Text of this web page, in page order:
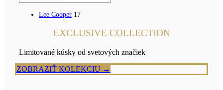
Lee Cooper 17
EXCLUSIVE COLLECTION
Limitované kúsky od svetových značiek
ZOBRAZIŤ KOLEKCIU →